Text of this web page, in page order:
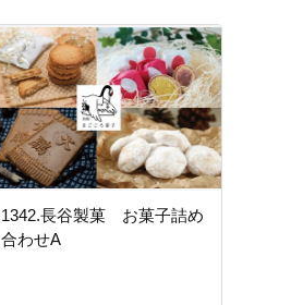
1342.長谷製菓 お菓子詰め
合わせA